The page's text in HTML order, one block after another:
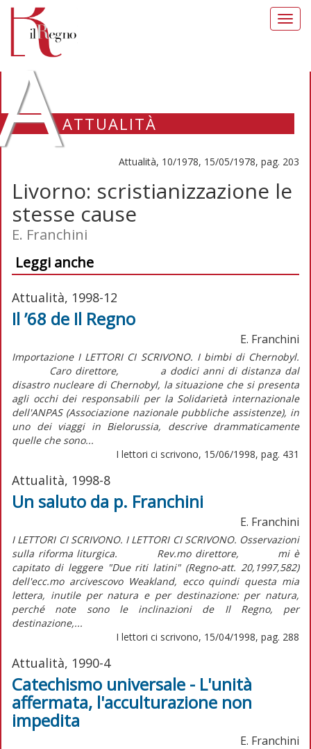
ATTUALITÀ
Attualità, 10/1978, 15/05/1978, pag. 203
Livorno: scristianizzazione le
stesse cause
E. Franchini
Leggi anche
Attualità, 1998-12
Il ’68 de Il Regno
E. Franchini
Importazione I LETTORI CI SCRIVONO. I bimbi di Chernobyl.
Caro direttore, a dodici anni di distanza dal
disastro nucleare di Chernobyl, la situazione che si presenta
agli occhi dei responsabili per la Solidarietà internazionale
dell'ANPAS (Associazione nazionale pubbliche assistenze), in
uno dei viaggi in Bielorussia, descrive drammaticamente
quelle che sono...
I lettori ci scrivono, 15/06/1998, pag. 431
Attualità, 1998-8
Un saluto da p. Franchini
E. Franchini
I LETTORI CI SCRIVONO. I LETTORI CI SCRIVONO. Osservazioni
sulla riforma liturgica. Rev.mo direttore, mi è
capitato di leggere "Due riti latini" (Regno-att. 20,1997,582)
dell'ecc.mo arcivescovo Weakland, ecco quindi questa mia
lettera, inutile per natura e per destinazione: per natura,
perché note sono le inclinazioni de Il Regno, per
destinazione,...
I lettori ci scrivono, 15/04/1998, pag. 288
Attualità, 1990-4
Catechismo universale - L'unità
affermata, l'acculturazione non
impedita
E. Franchini